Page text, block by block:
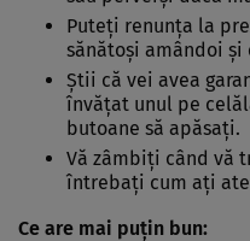
Puteţi renunţa la
sănătoşi amândoi
Ştii că vei avea
învăţat unul pe
butoane să apăsaţi.
Vă zâmbiţi când vă
întrebaţi cum aţi
Ce are mai puţin bun: